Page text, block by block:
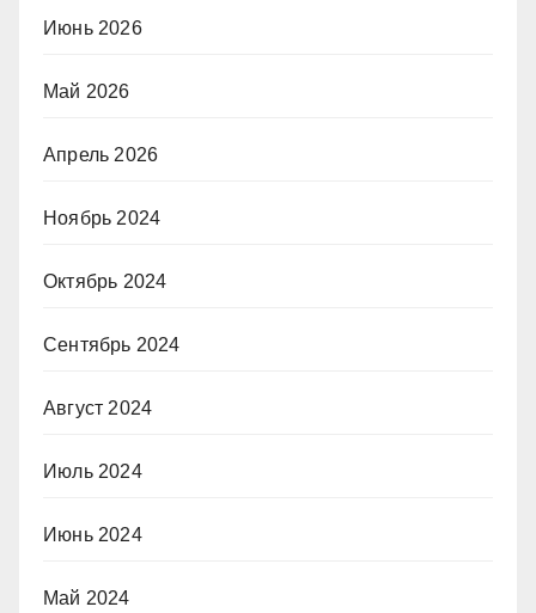
Июнь 2026
Май 2026
Апрель 2026
Ноябрь 2024
Октябрь 2024
Сентябрь 2024
Август 2024
Июль 2024
Июнь 2024
Май 2024